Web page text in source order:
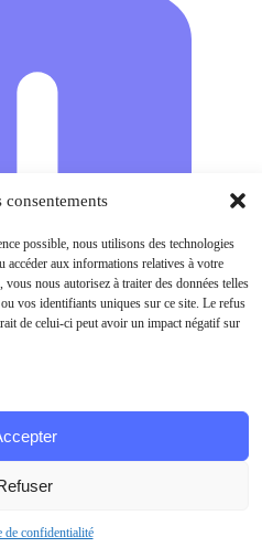
consentements
possible, nous utilisons des technologies
accéder aux informations relatives à votre
vous nous autorisez à traiter des données telles
vos identifiants uniques sur ce site. Le refus
de celui-ci peut avoir un impact négatif sur
de confidentialité